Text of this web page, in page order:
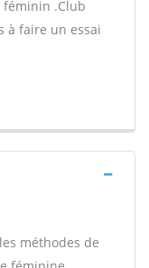
.Club
à faire un essai
méthodes de